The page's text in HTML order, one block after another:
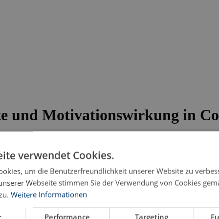
und Motivationswirkung in
verwendet Cookies.
um die Benutzerfreundlichkeit unserer Website zu
Webseite stimmen Sie der Verwendung von Cookies
Weitere Informationen
Performance Targeting